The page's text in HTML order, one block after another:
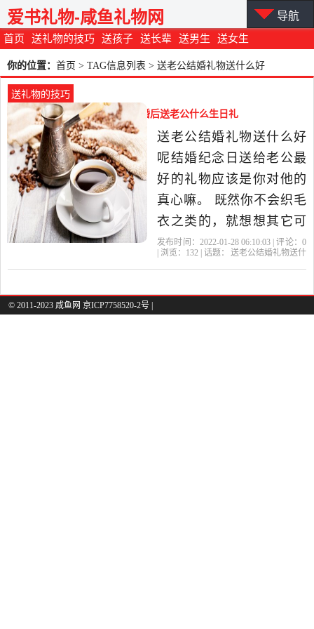
首页 送礼物的技巧 送孩子 送长辈 送男生 送女生
爱书礼物-咸鱼礼物网 导航
你的位置： 首页 > TAG信息列表 > 送老公结婚礼物送什么好
送礼物的技巧
送老公结婚礼物送什么好（结婚后送老公什么生日礼
物好）
送老公结婚礼物送什么好
呢结婚纪念日送给老公最
好的礼物应该是你对他的
真心嘛。 既然你不会织毛
衣之类的，就想想其它可
以让他温暖感动的礼物
发布时间：2022-01-28 06:10:03 | 评论： 0
| 浏览： 132 | 话题：
送老公结婚礼物送什
© 2011-2023 咸鱼网 京ICP7758520-2号 |